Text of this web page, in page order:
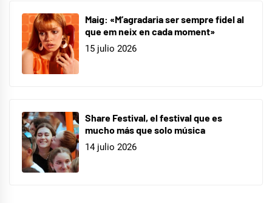
Maig: «M’agradaria ser sempre fidel al
que em neix en cada moment»
15 julio 2026
Share Festival, el festival que es
mucho más que solo música
14 julio 2026